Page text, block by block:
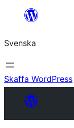
Hoppa
innehåll
Svenska
Skaffa WordPress